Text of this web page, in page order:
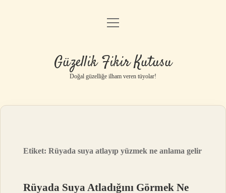
Anasayfa
Yasal Uyarı
menüyü
Güzellik Fikir Kutusu
Doğal güzelliğe ilham veren tüyolar!
Etiket:Rüyada suya atlayıp yüzmek ne anlama gelir
Rüyada Suya Atladığını Görmek Ne